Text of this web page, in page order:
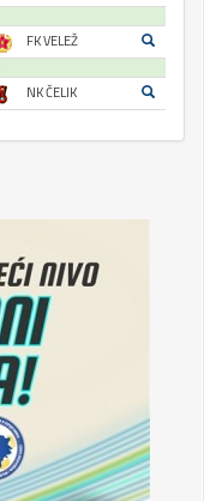
FK VELEŽ
NK ČELIK